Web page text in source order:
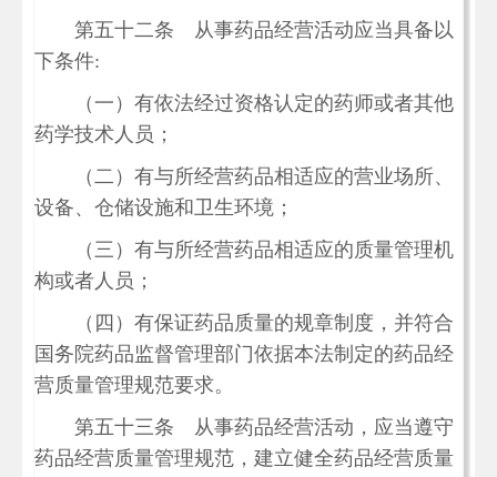
第五十二条 从事药品经营活动应当具备以
下条件:
（一）有依法经过资格认定的药师或者其他
药学技术人员；
（二）有与所经营药品相适应的营业场所、
设备、仓储设施和卫生环境；
（三）有与所经营药品相适应的质量管理机
构或者人员；
（四）有保证药品质量的规章制度，并符合
国务院药品监督管理部门依据本法制定的药品经
营质量管理规范要求。
第五十三条 从事药品经营活动，应当遵守
药品经营质量管理规范，建立健全药品经营质量